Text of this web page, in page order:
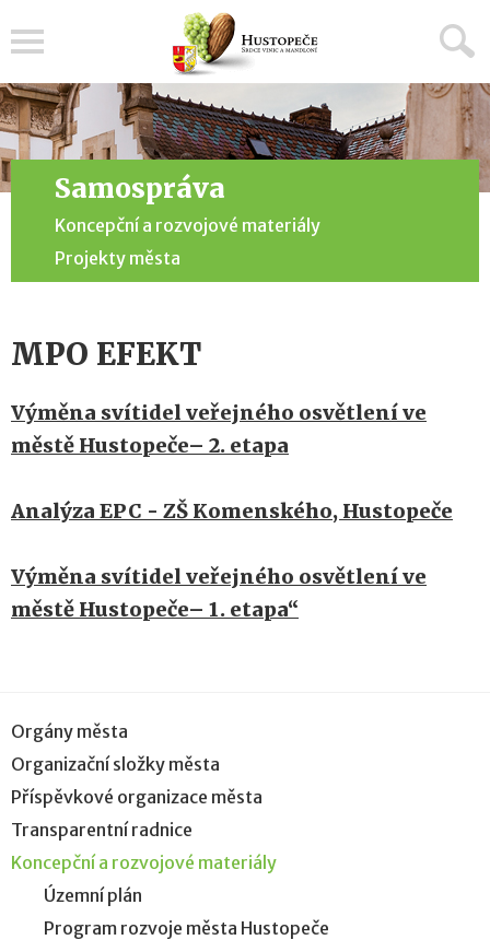
Samospráva
Koncepční a rozvojové materiály
Projekty města
MPO EFEKT
Výměna svítidel veřejného osvětlení ve
městě Hustopeče– 2. etapa
Analýza EPC - ZŠ Komenského, Hustopeče
Výměna svítidel veřejného osvětlení ve
městě Hustopeče– 1. etapa“
Orgány města
Organizační složky města
Příspěvkové organizace města
Transparentní radnice
Koncepční a rozvojové materiály
Územní plán
Program rozvoje města Hustopeče